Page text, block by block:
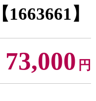
】
73,000 円